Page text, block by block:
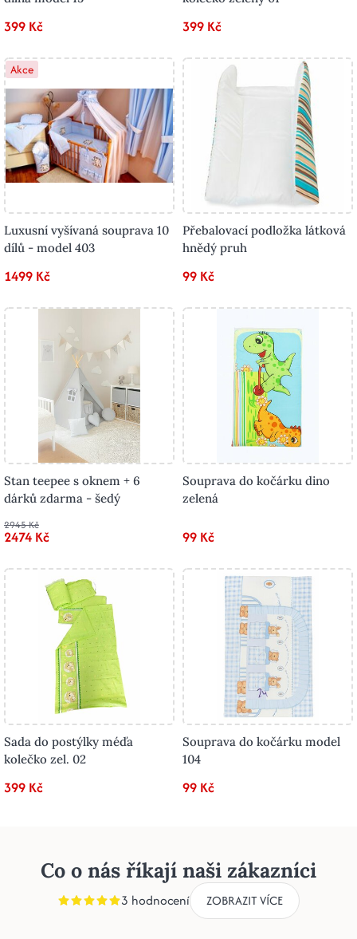
399 Kč 399 Kč
Akce
Luxusní vyšívaná souprava 10
dílů - model 403
1499 Kč
Přebalovací podložka látková
hnědý pruh
99 Kč
Stan teepee s oknem + 6
dárků zdarma - šedý
2945 Kč
2474 Kč
Souprava do kočárku dino
zelená
99 Kč
Sada do postýlky méďa
kolečko zel. 02
399 Kč
Souprava do kočárku model
104
99 Kč
Co o nás říkají naši zákazníci
3 hodnocení ZOBRAZIT VÍCE